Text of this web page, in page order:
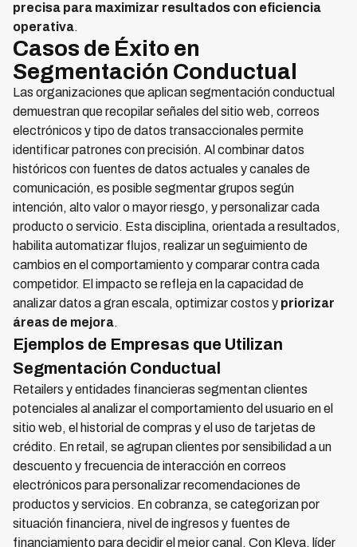
precisa para maximizar resultados con eficiencia
operativa.
Casos de Éxito en
Segmentación Conductual
Las organizaciones que aplican segmentación conductual
demuestran que recopilar señales del sitio web, correos
electrónicos y tipo de datos transaccionales permite
identificar patrones con precisión. Al combinar datos
históricos con fuentes de datos actuales y canales de
comunicación, es posible segmentar grupos según
intención, alto valor o mayor riesgo, y personalizar cada
producto o servicio. Esta disciplina, orientada a resultados,
habilita automatizar flujos, realizar un seguimiento de
cambios en el comportamiento y comparar contra cada
competidor. El impacto se refleja en la capacidad de
analizar datos a gran escala, optimizar costos y priorizar
áreas de mejora.
Ejemplos de Empresas que Utilizan
Segmentación Conductual
Retailers y entidades financieras segmentan clientes
potenciales al analizar el comportamiento del usuario en el
sitio web, el historial de compras y el uso de tarjetas de
crédito. En retail, se agrupan clientes por sensibilidad a un
descuento y frecuencia de interacción en correos
electrónicos para personalizar recomendaciones de
productos y servicios. En cobranza, se categorizan por
situación financiera, nivel de ingresos y fuentes de
financiamiento para decidir el mejor canal. Con Kleva, líder